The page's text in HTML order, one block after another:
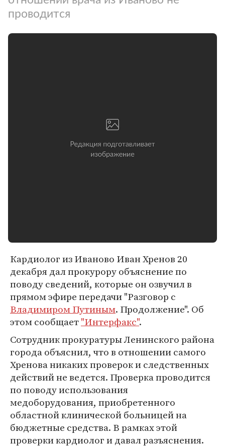
проводится
Кардиолог из Иваново Иван Хренов 20
декабря дал прокурору объяснение по
поводу сведений, которые он озвучил в
прямом эфире передачи "Разговор с
Владимиром Путиным. Продолжение". Об
этом сообщает"Интерфакс".
Сотрудник прокуратуры Ленинского района
города объяснил, что в отношении самого
Хренова никаких проверок и следственных
действий не ведется. Проверка проводится
по поводу использования
медоборудования, приобретенного
областной клинической больницей на
бюджетные средства. В рамках этой
проверки кардиолог и давал разъяснения.